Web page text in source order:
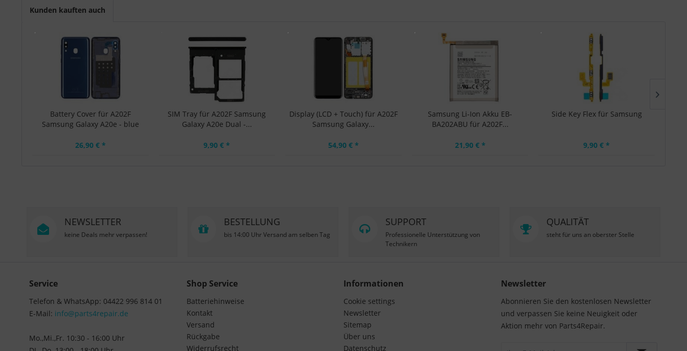
Kunden kauften auch
Battery Cover für A202F
Samsung Galaxy A20e - blue
26,90 € *
SIM Tray für A202F Samsung
Galaxy A20e Dual -...
9,90 € *
Display (LCD + Touch) für A202F
Samsung Galaxy...
54,90 € *
Samsung Li-Ion Akku EB-
BA202ABU für A202F...
21,90 € *
Side Key Flex für Samsung
9,90 € *
NEWSLETTER
keine Deals mehr verpassen!
BESTELLUNG
bis 14:00 Uhr Versand am selben Tag
SUPPORT
Professionelle Unterstützung von
Technikern
QUALITÄT
steht für uns an oberster Stelle
Service
Telefon & WhatsApp: 04422 996 814 01
E-Mail: info@parts4repair.de
Mo.,Mi.,Fr. 10:30 - 16:00 Uhr
Shop Service
Batteriehinweise
Kontakt
Versand
Rückgabe
Widerrufsrecht
Informationen
Cookie settings
Newsletter
Sitemap
Über uns
Datenschutz
Newsletter
Abonnieren Sie den kostenlosen Newsletter
und verpassen Sie keine Neuigkeit oder
Aktion mehr von Parts4Repair.